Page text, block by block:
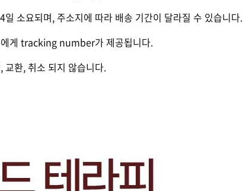
소요되며, 주소지에 따라 배송 기간이 달라질 수 있습니다.
에게 tracking number가 제공됩니다.
교환, 취소 되지 않습니다.